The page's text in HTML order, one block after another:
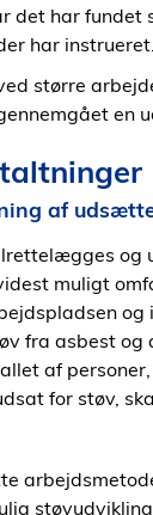
det har fundet
har instrueret.
større
en
af
og
muligt
og
fra asbest og
af
for støv,